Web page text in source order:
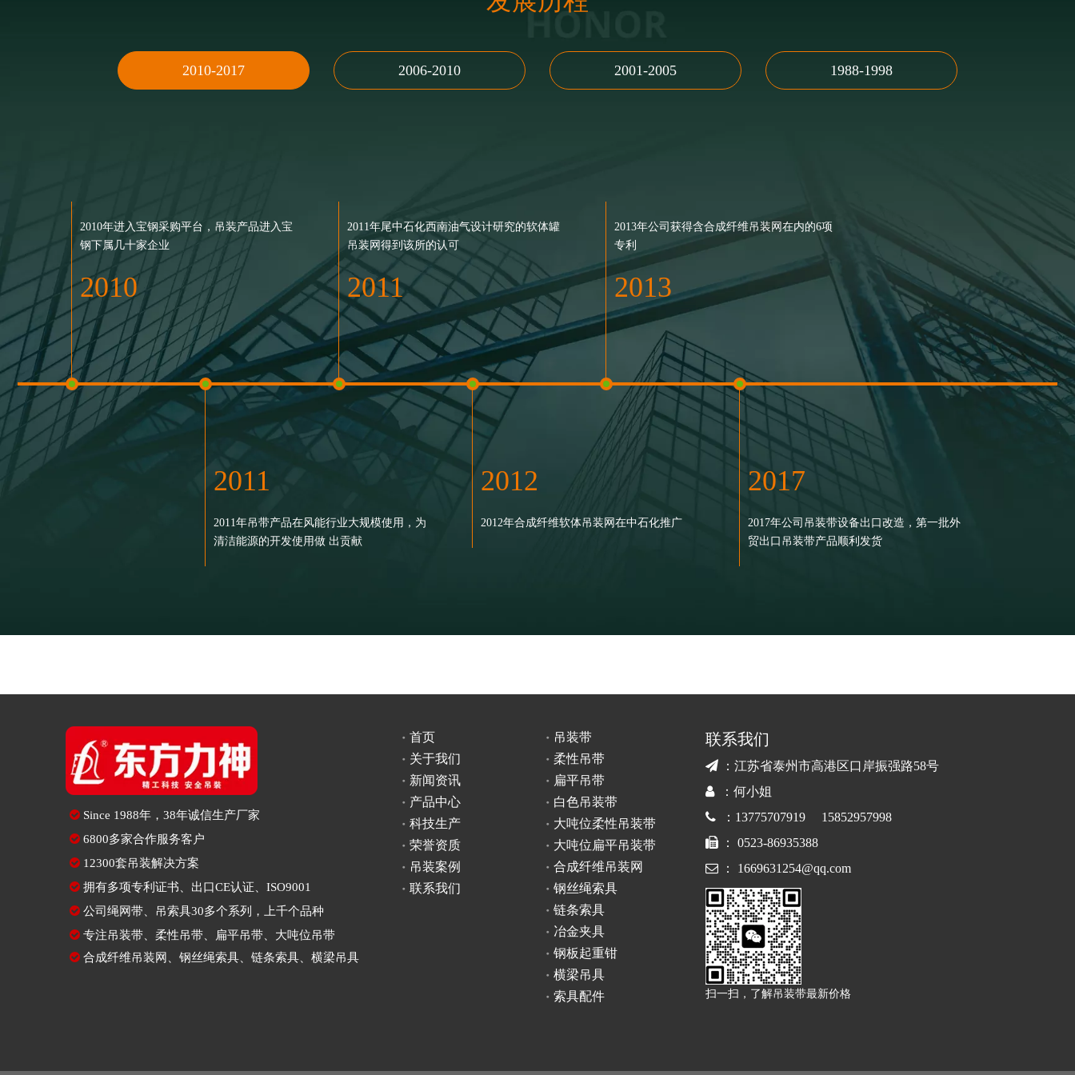
2010-2017 2006-2010 2001-2005 1988-1998
2010年进入宝钢采购平台，吊装产品进入宝
钢下属几十家企业
2010
2011年吊带产品在风能行业大规模使用，为
清洁能源的开发使用做 出贡献
2011
2011年尾中石化西南油气设计研究的软体罐
吊装网得到该所的认可
2011
2012年合成纤维软体吊装网在中石化推广
2012
2013年公司获得含合成纤维吊装网在内的6项
专利
2013
2017年公司吊装带设备出口改造，第一批外
贸出口吊装带产品顺利发货
2017
2006年9月，超大吨位柔性吊带（150吨）在
苏通大桥通车现场使用。
2006
2006年12月，超大吨位柔性吊带（200吨）在
秦山核电站800吨转子 起吊中使用
2006
2008年3月江苏东方力神吊装设备有限公司工
会成立
2008
2008年4月合成纤维吊装带获得国际标准化管
2008
2010年公司成为上海世博会推荐民营企业
2010
2008-2010年初步完成进军风电行业
2008-2010
2001年12月，在同行业中首家一次性通过
ISO9001质量管理体系 认证（证书编号：
04507Q11905RIS）
2001
2002年7月11日，中共东方力神党支部成立
2002
2003年，公司搬迁至振强路58号
2003
2003
2004年，泰州市东方力神吊装设备有限公司
成立。
2004
2004年4月，江苏东方力神吊装设备有限公司
2004
1988年，公司始创，泰州市东方吊装设备厂
1988 起源
996年，公司和青岛杜邦公司合作，自行研制
1996年6月获得由国家质量监督检验检疫总局
颁发的《全国工业产品 生产许可证》（证书
编号：XK20-301-00299）
1996
1998年200米的超长锦纶软梯，在全国泰山登
 Since 1988年，38年诚信生产厂家
 6800多家合作服务客户
 12300套吊装解决方案
 拥有多项专利证书、出口CE认证、ISO9001
 公司绳网带、吊索具30多个系列，上千个品种
 专注吊装带 柔性吊带 扁平吊带 、大吨位吊带
 合成纤维吊装网 钢丝绳索具 链条索具 横梁吊具
首页
关于我们
新闻资讯
产品中心
科技生产
荣誉资质
吊装案例
联系我们
吊装带
柔性吊带
扁平吊带
白色吊装带
大吨位柔性吊装带
大吨位扁平吊装带
合成纤维吊装网
钢丝绳索具
链条索具
冶金夹具
钢板起重钳
横梁吊具
索具配件
联系我们
 ：江苏省泰州市高港区口岸振强路58号
：何小姐
 ：13775707919 15852957998
 ： 0523-86935388
 ： 1669631254@qq.com
扫一扫，了解吊装带最新价格